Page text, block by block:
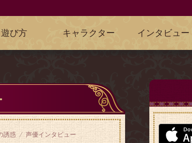
遊び方 キャラクター インタビュー
誘惑
声優インタビュー